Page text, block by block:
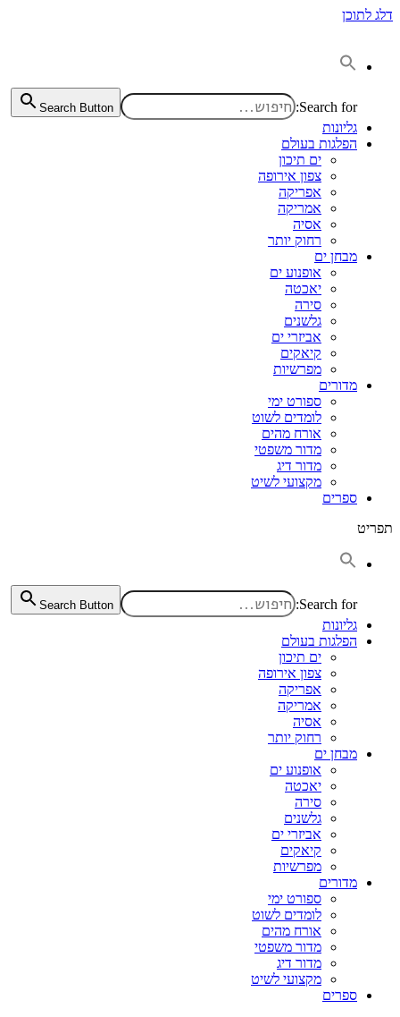
דלג לתוכן
Search for:
Search Button
גליונות
הפלגות בעולם
ים תיכון
צפון אירופה
אפריקה
אמריקה
אסיה
רחוק יותר
מבחן ים
אופנוע ים
יאכטה
סירה
גלשנים
אביזרי ים
קיאקים
מפרשיות
מדורים
ספורט ימי
לומדים לשוט
אורח מהים
מדור משפטי
מדור דיג
מקצועי לשיט
ספרים
תפריט
Search for:
Search Button
גליונות
הפלגות בעולם
ים תיכון
צפון אירופה
אפריקה
אמריקה
אסיה
רחוק יותר
מבחן ים
אופנוע ים
יאכטה
סירה
גלשנים
אביזרי ים
קיאקים
מפרשיות
מדורים
ספורט ימי
לומדים לשוט
אורח מהים
מדור משפטי
מדור דיג
מקצועי לשיט
ספרים